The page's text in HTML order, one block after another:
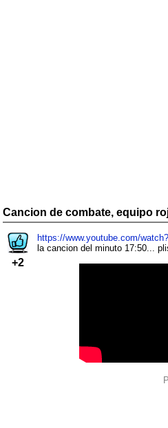
Cancion de combate, equipo
+2
https://www.youtube.com/
la cancion del minuto 17:50...